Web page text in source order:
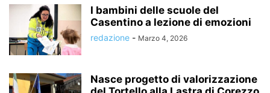
I bambini delle scuole del
Casentino a lezione di emozioni
redazione - Marzo 4, 2026
Nasce progetto di valorizzazione